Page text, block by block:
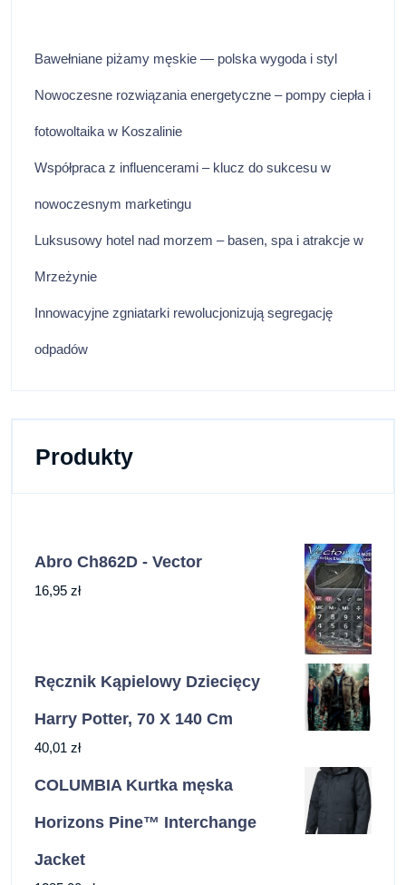
Bawełniane piżamy męskie — polska wygoda i styl
Nowoczesne rozwiązania energetyczne – pompy ciepła i
fotowoltaika w Koszalinie
Współpraca z influencerami – klucz do sukcesu w
nowoczesnym marketingu
Luksusowy hotel nad morzem – basen, spa i atrakcje w
Mrzeżynie
Innowacyjne zgniatarki rewolucjonizują segregację
odpadów
Produkty
Abro Ch862D - Vector
16,95 zł
Ręcznik Kąpielowy Dziecięcy
Harry Potter, 70 X 140 Cm
40,01 zł
COLUMBIA Kurtka męska
Horizons Pine™ Interchange
Jacket